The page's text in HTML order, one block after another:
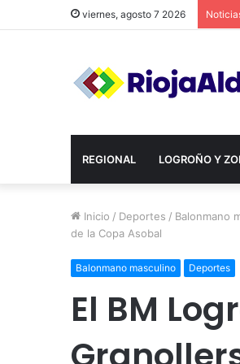
viernes, agosto 7 2026
REGIONAL LOGROÑO Y
Inicio / Deportes / Balonmano
de la Copa Asobal
Balonmano masculino Deportes
El BM